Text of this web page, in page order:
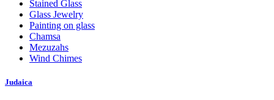
Stained Glass
Glass Jewelry
Painting on glass
Chamsa
Mezuzahs
Wind Chimes
Judaica